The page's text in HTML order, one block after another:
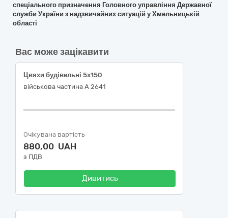
спеціального призначення Головного управління Державної
служби України з надзвичайних ситуацій у Хмельницькій
області
Вас може зацікавити
Цвяхи будівельні 5х150
військова частина А 2641
Очікувана вартість
880,00 UAH
з ПДВ
Дивитись